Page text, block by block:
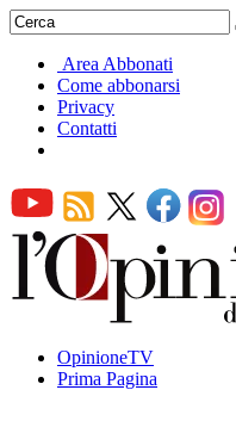
Area Abbonati
Come abbonarsi
Privacy
Contatti
OpinioneTV
Prima Pagina